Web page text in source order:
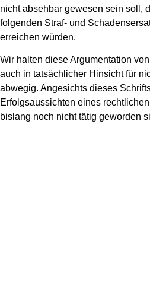
nicht absehbar gewesen sein soll,
folgenden Straf- und
erreichen würden.
Wir halten diese Argumentation
auch in tatsächlicher Hinsicht für
abwegig. Angesichts dieses
Erfolgsaussichten eines
bislang noch nicht tätig geworden